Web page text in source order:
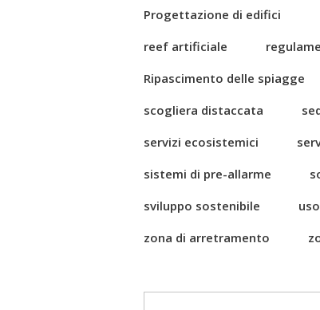
Progettazione di edifici
reef artificiale
Ripascimento delle spiagge
scogliera distaccata
servizi ecosistemici
sistemi di pre-allarme
sviluppo sostenibile
zona di arretramento